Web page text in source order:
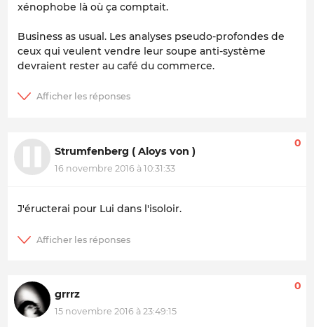
xénophobe là où ça comptait.
Business as usual. Les analyses pseudo-profondes de
ceux qui veulent vendre leur soupe anti-système
devraient rester au café du commerce.
Strumfenberg ( Aloys von )
16 novembre 2016 à 10:31:33
0
J'éructerai pour Lui dans l'isoloir.
grrrz
15 novembre 2016 à 23:49:15
0